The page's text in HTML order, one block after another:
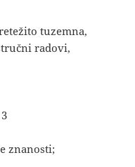
tuzemna,
radovi,
znanosti;